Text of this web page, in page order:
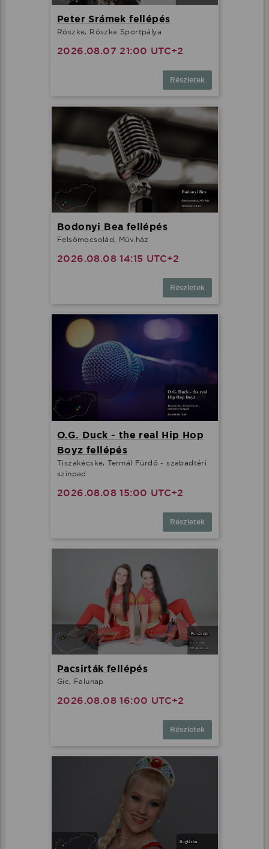
Peter Srámek fellépés
Röszke, Röszke Sportpálya
2026.08.07 21:00 UTC+2
Részletek
Bodonyi Bea fellépés
Felsőmocsolád, Műv.ház
2026.08.08 14:15 UTC+2
Részletek
O.G. Duck - the real Hip Hop
Boyz fellépés
Tiszakécske, Termál Fürdő - szabadtéri
színpad
2026.08.08 15:00 UTC+2
Részletek
Pacsirták fellépés
Gic, Falunap
2026.08.08 16:00 UTC+2
Részletek